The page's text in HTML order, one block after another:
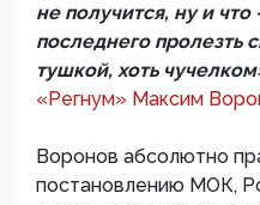
не получится, ну и
последнего пролезть
тушкой, хоть
«Регнум» Максим
Воронов абсолютно
постановлению МОК,